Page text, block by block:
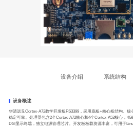
设备介绍 系统结构
设备概述
华清远见Cortex-A72教学开发板FS3399，采用底板+核心板结构、
稳定可靠。处理器包含2个Cortex-A72核心和4个Cortex-A53核心，
DSI显示终端，独立电源管理芯片。开发板板载资源丰富，可用于